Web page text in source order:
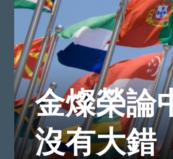
金燦榮論
沒有大錯